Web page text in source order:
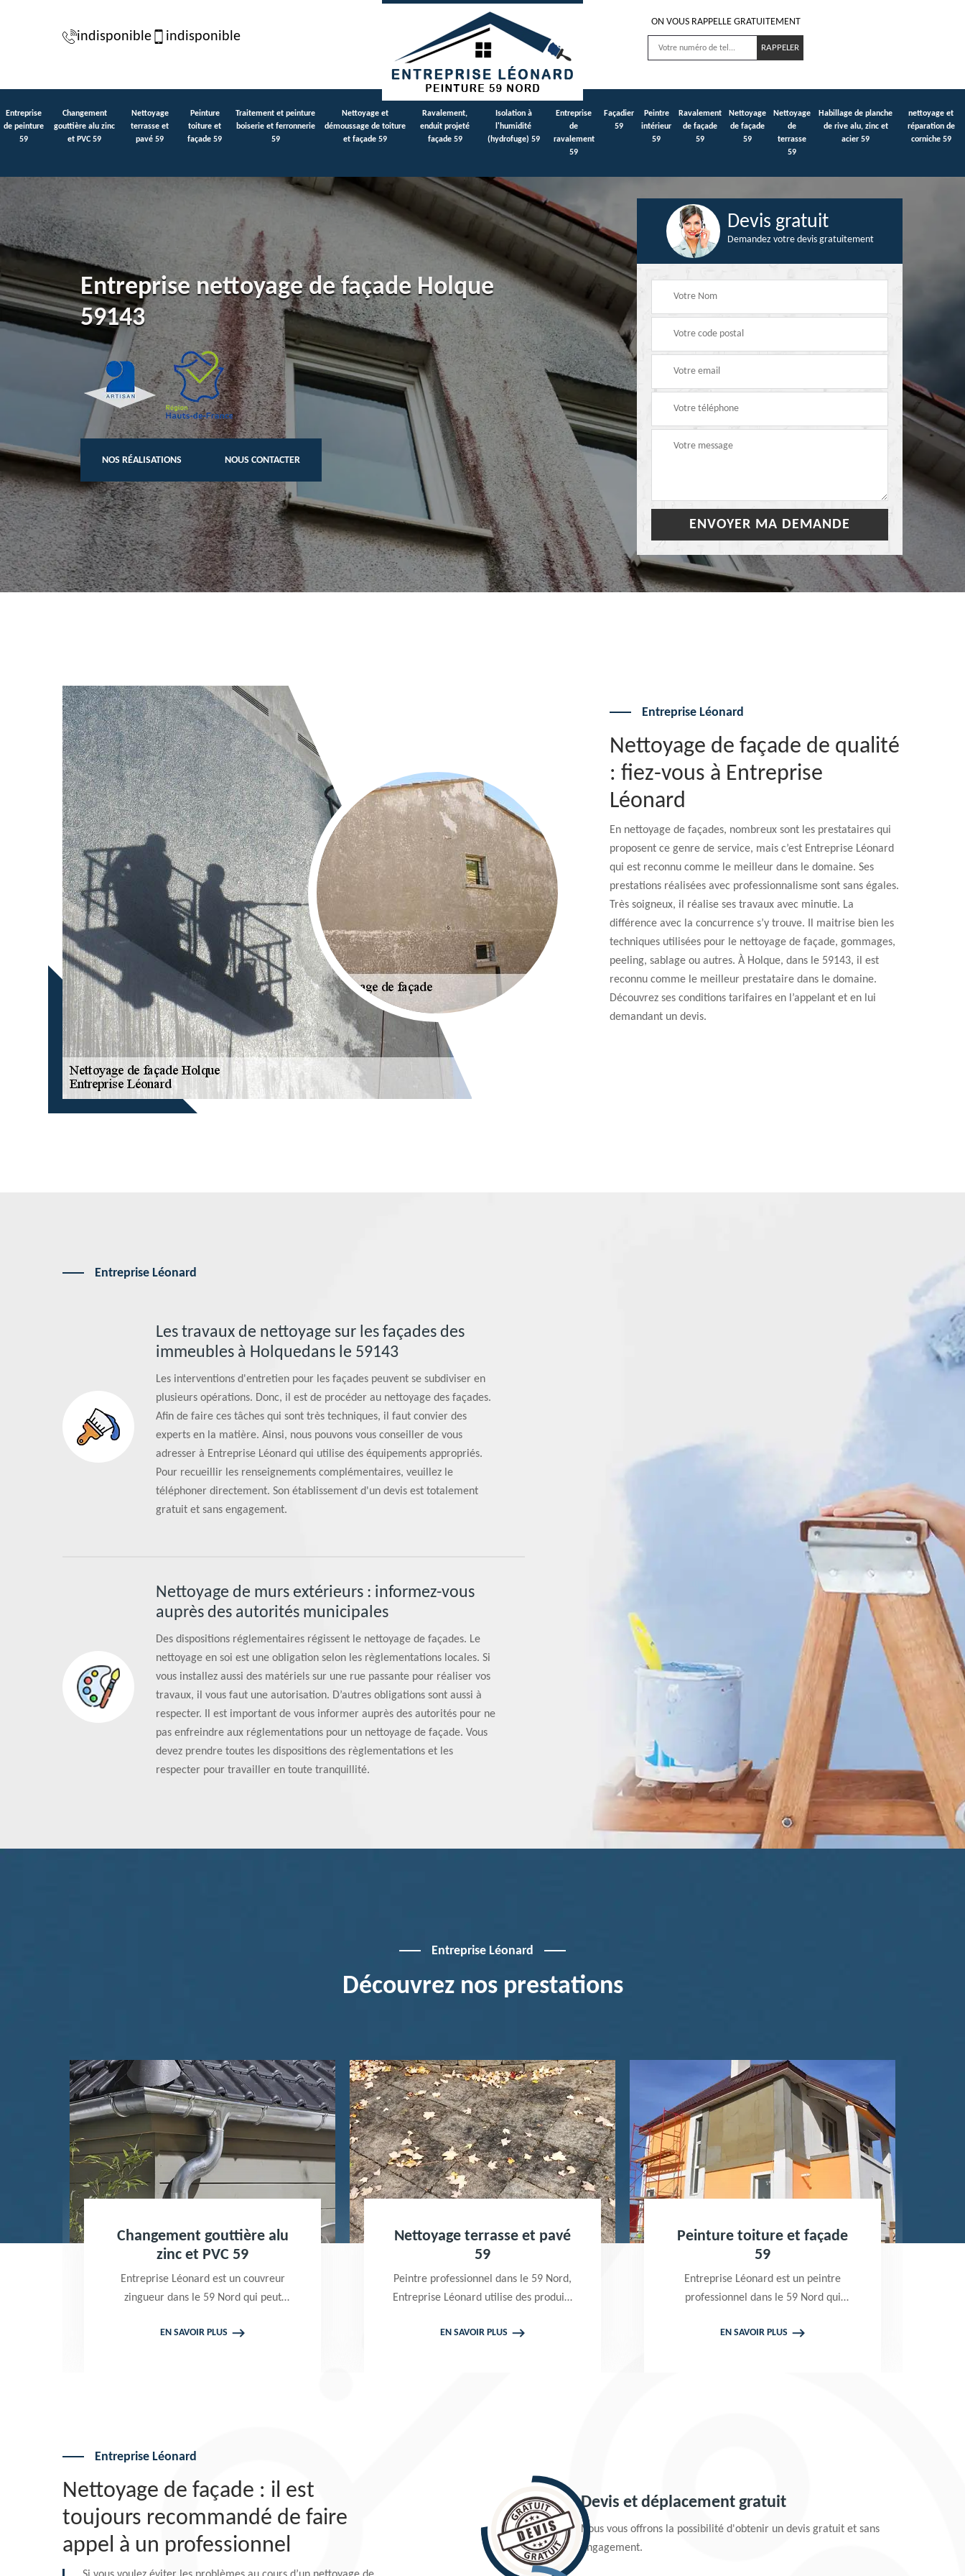
indisponible indisponible
ON VOUS RAPPELLE GRATUITEMENT
Entreprise
de peinture
59
Changement
gouttière alu zinc
et PVC 59
Nettoyage
terrasse et
pavé 59
Peinture
toiture et
façade 59
Traitement et peinture
boiserie et ferronnerie
59
Nettoyage et
démoussage de toiture
et façade 59
Ravalement,
enduit projeté
façade 59
Isolation à
l'humidité
(hydrofuge) 59
Entreprise
de
ravalement
59
Façadier
59
Peintre
intérieur
59
Ravalement
de façade
59
Nettoyage
de façade
59
Nettoyage
de
terrasse
59
Habillage de planche
de rive alu, zinc et
acier 59
nettoyage et
réparation de
corniche 59
Entreprise nettoyage de façade Holque
59143
NOS RÉALISATIONS NOUS CONTACTER
Devis gratuit
Demandez votre devis gratuitement
Entreprise Léonard
Nettoyage de façade de qualité
: fiez-vous à Entreprise
Léonard
En nettoyage de façades, nombreux sont les prestataires qui
proposent ce genre de service, mais c’est Entreprise Léonard
qui est reconnu comme le meilleur dans le domaine. Ses
prestations réalisées avec professionnalisme sont sans égales.
Très soigneux, il réalise ses travaux avec minutie. La
différence avec la concurrence s’y trouve. Il maitrise bien les
techniques utilisées pour le nettoyage de façade, gommages,
peeling, sablage ou autres. À Holque, dans le 59143, il est
reconnu comme le meilleur prestataire dans le domaine.
Découvrez ses conditions tarifaires en l’appelant et en lui
demandant un devis.
Entreprise Léonard
Les travaux de nettoyage sur les façades des
immeubles à Holquedans le 59143
Les interventions d'entretien pour les façades peuvent se subdiviser en
plusieurs opérations. Donc, il est de procéder au nettoyage des façades.
Afin de faire ces tâches qui sont très techniques, il faut convier des
experts en la matière. Ainsi, nous pouvons vous conseiller de vous
adresser à Entreprise Léonard qui utilise des équipements appropriés.
Pour recueillir les renseignements complémentaires, veuillez le
téléphoner directement. Son établissement d'un devis est totalement
gratuit et sans engagement.
Nettoyage de murs extérieurs : informez-vous
auprès des autorités municipales
Des dispositions réglementaires régissent le nettoyage de façades. Le
nettoyage en soi est une obligation selon les règlementations locales. Si
vous installez aussi des matériels sur une rue passante pour réaliser vos
travaux, il vous faut une autorisation. D’autres obligations sont aussi à
respecter. Il est important de vous informer auprès des autorités pour ne
pas enfreindre aux réglementations pour un nettoyage de façade. Vous
devez prendre toutes les dispositions des règlementations et les
respecter pour travailler en toute tranquillité.
Entreprise Léonard
Découvrez nos prestations
gouttière alu
Nettoyage terrasse et pavé
Peintre professionnel dans le 59 Nord,
Entreprise Léonard utilise des produits
terrasse et pavé. Propose un devis
Peinture toiture et façade
Entreprise Léonard est un peintre
professionnel dans le 59 Nord qui
chez vous pour prendre en main vos
Traitement et peinture
Excellent peintre 59 Nord, Entreprise
Léonard est une entreprise certifiée
produits et peintures pour traiter et
Entreprise Léonard
Nettoyage de façade : il est
toujours recommandé de faire
appel à un professionnel
Devis et déplacement gratuit
Nous vous offrons la possibilité d'obtenir un devis gratuit et sans
engagement.